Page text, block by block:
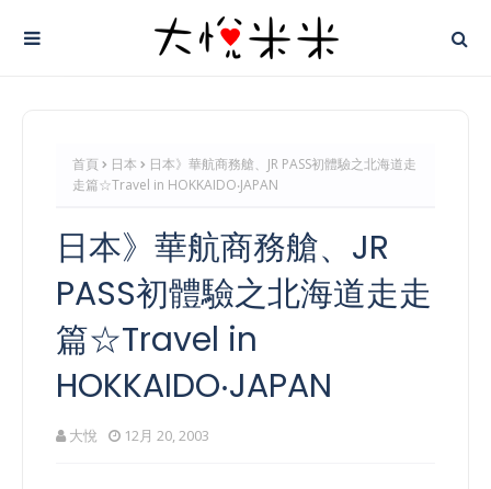
首頁 日本
日本》華航商務艙、JR PASS初體驗之北海道走
走篇☆Travel in HOKKAIDO‧JAPAN
日本》華航商務艙、JR
PASS初體驗之北海道走走
篇☆Travel in
HOKKAIDO‧JAPAN
大悅 12月 20, 2003